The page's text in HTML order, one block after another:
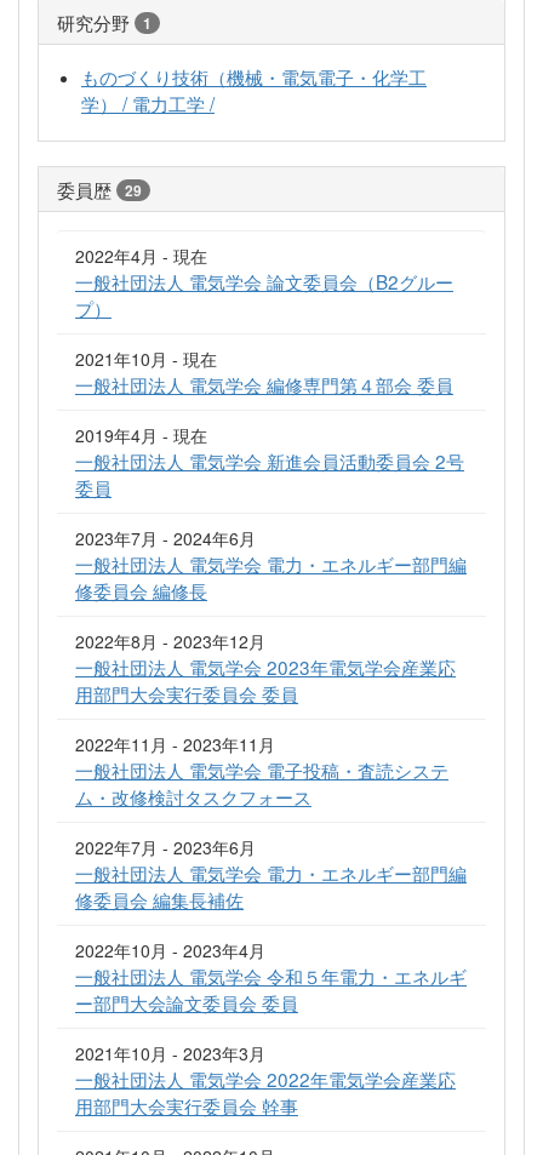
研究分野 1
ものづくり技術（機械・電気電子・化学工
学） / 電力工学 /
委員歴 29
2022年4月 - 現在
一般社団法人 電気学会 論文委員会（B2グルー
プ）
2021年10月 - 現在
一般社団法人 電気学会 編修専門第４部会 委員
2019年4月 - 現在
一般社団法人 電気学会 新進会員活動委員会 2号
委員
2023年7月 - 2024年6月
一般社団法人 電気学会 電力・エネルギー部門編
修委員会 編修長
2022年8月 - 2023年12月
一般社団法人 電気学会 2023年電気学会産業応
用部門大会実行委員会 委員
2022年11月 - 2023年11月
一般社団法人 電気学会 電子投稿・査読システ
ム・改修検討タスクフォース
2022年7月 - 2023年6月
一般社団法人 電気学会 電力・エネルギー部門編
修委員会 編集長補佐
2022年10月 - 2023年4月
一般社団法人 電気学会 令和５年電力・エネルギ
ー部門大会論文委員会 委員
2021年10月 - 2023年3月
一般社団法人 電気学会 2022年電気学会産業応
用部門大会実行委員会 幹事